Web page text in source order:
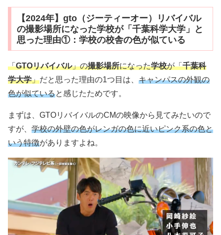
【2024年】gto（ジーティーオー）リバイバル
の撮影場所になった学校が「千葉科学大学」と
思った理由①：学校の校舎の色が似ている
「GTOリバイバル」の撮影場所になった学校が「千葉科
学大学」だと思った理由の1つ目は、 キャンパスの外観の
色が似ていると感じたためです。
まずは、GTOリバイバルのCMの映像から見てみたいので
すが、 学校の外壁の色がレンガの色に近いピンク系の色と
いう特徴がありますよね。